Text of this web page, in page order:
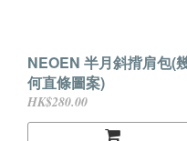
NEOEN 半月斜揹肩包(
何直條圖案)
HK$280.00